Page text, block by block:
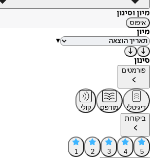
מיון וסינון
איפוס
מיון
▾
סינון
פורמטים
דיגיטלי מודפס
קולי
ביקורות
5
4
3
2
1